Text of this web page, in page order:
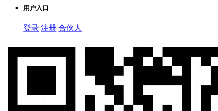
用户入口
登录 注册 合伙人